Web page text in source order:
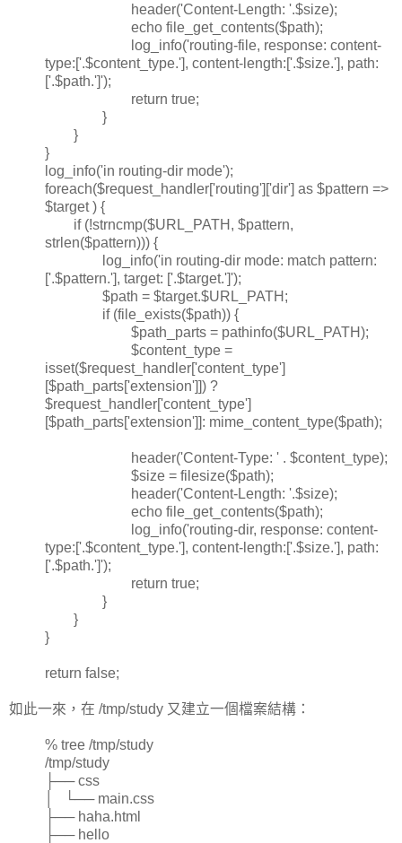
header('Content-Length: '.$size);
echo file_get_contents($path);
log_info('routing-file, response: content-
type:['.$content_type.'], content-length:['.$size.'], path:
['.$path.']');
return true;
}
}
}
log_info('in routing-dir mode');
foreach($request_handler['routing']['dir'] as $pattern =>
$target ) {
if (!strncmp($URL_PATH, $pattern,
strlen($pattern))) {
log_info('in routing-dir mode: match pattern:
['.$pattern.'], target: ['.$target.']');
$path = $target.$URL_PATH;
if (file_exists($path)) {
$path_parts = pathinfo($URL_PATH);
$content_type =
isset($request_handler['content_type']
[$path_parts['extension']]) ?
$request_handler['content_type']
[$path_parts['extension']]: mime_content_type($path);
header('Content-Type: ' . $content_type);
$size = filesize($path);
header('Content-Length: '.$size);
echo file_get_contents($path);
log_info('routing-dir, response: content-
type:['.$content_type.'], content-length:['.$size.'], path:
['.$path.']');
return true;
}
}
}
return false;
如此一來，在 /tmp/study 又建立一個檔案結構：
% tree /tmp/study
/tmp/study
├── css
│ └── main.css
├── haha.html
├── hello